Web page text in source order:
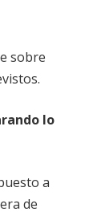
sobre
lo
a
de